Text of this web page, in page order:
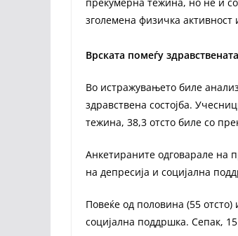
зголемена физичка
Врската помеѓу
Во истражувањето биле
здравствена состојба.
тежина, 38,3 отсто биле со
Анкетираните одговарале на
на депресија и социјална
Повеќе од половина (55
социјална поддршка. Сепак,